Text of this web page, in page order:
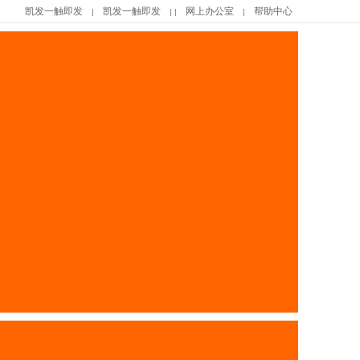
凯发一触即发 | 凯发一触即发 | | 网上办公室 | 帮助中心